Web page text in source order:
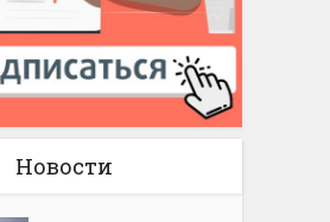
Новости